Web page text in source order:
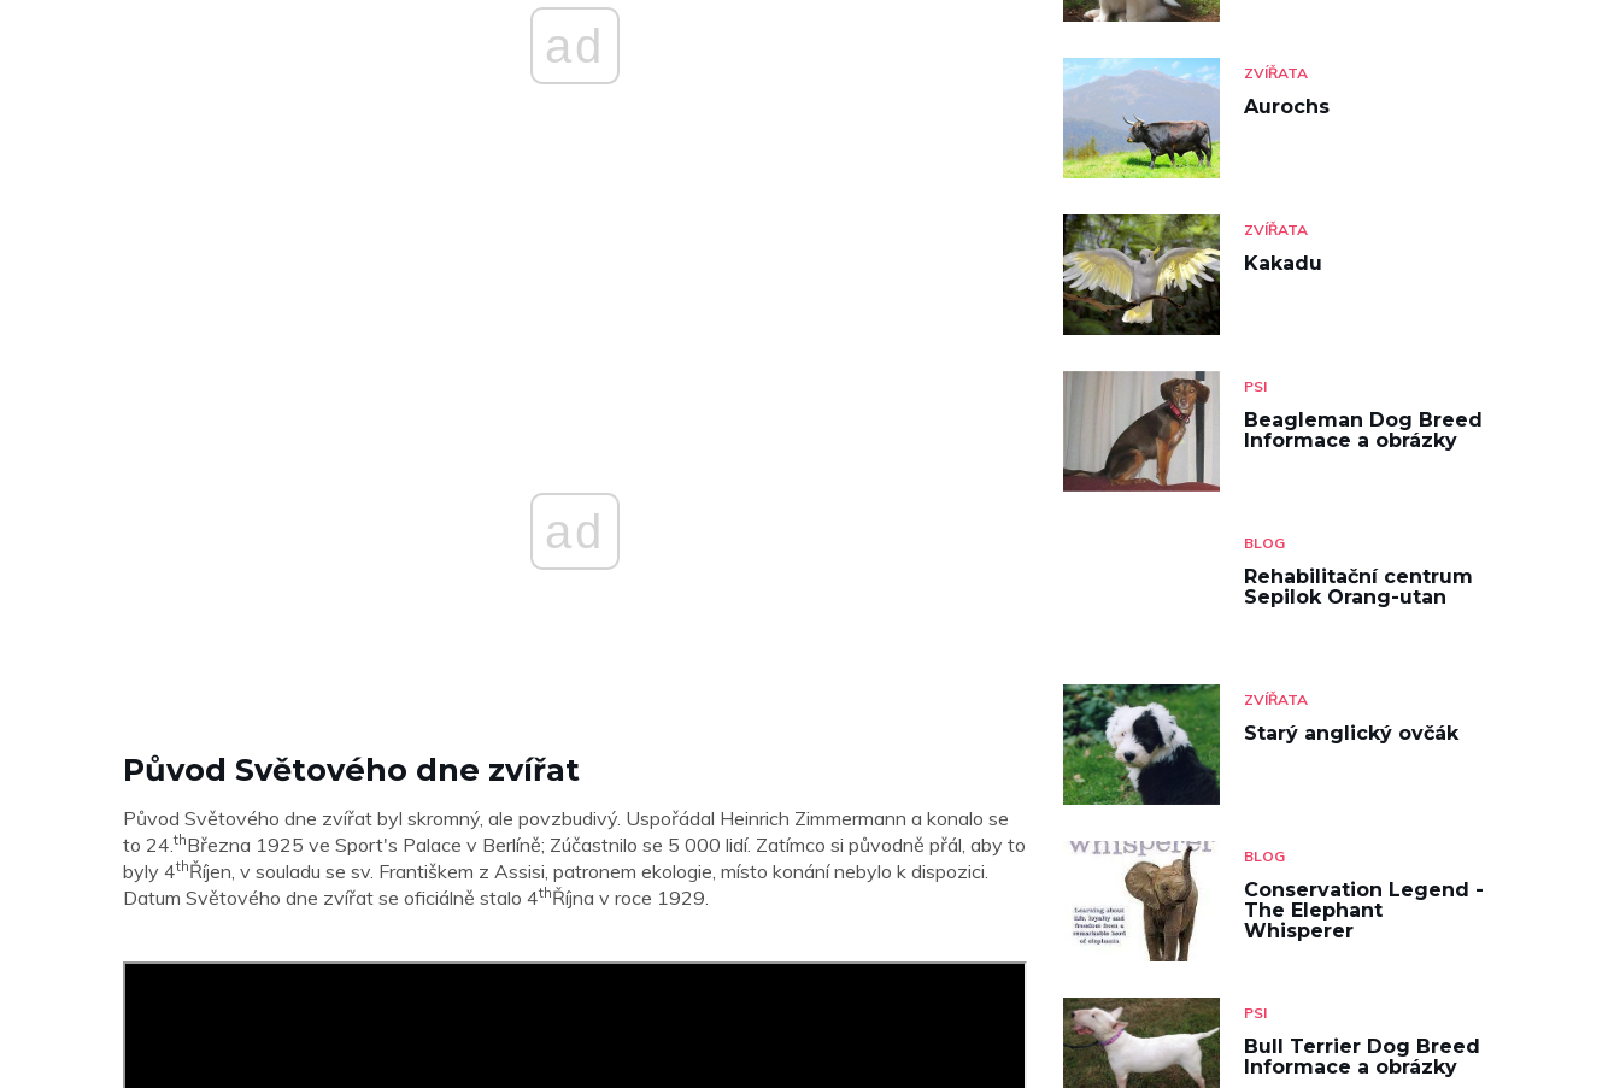
ad
ad
Původ Světového dne zvířat
Původ Světového dne zvířat byl skromný, ale povzbudivý. Uspořádal Heinrich Zimmermann a konalo se
to 24.thBřezna 1925 ve Sport's Palace v Berlíně; Zúčastnilo se 5 000 lidí. Zatímco si původně přál, aby to
byly 4thŘíjen, v souladu se sv. Františkem z Assisi, patronem ekologie, místo konání nebylo k dispozici.
Datum Světového dne zvířat se oficiálně stalo 4thŘíjna v roce 1929.
ZVÍŘATA
Aurochs
ZVÍŘATA
Kakadu
PSI
Beagleman Dog Breed
Informace a obrázky
BLOG
Rehabilitační centrum
Sepilok Orang-utan
ZVÍŘATA
Starý anglický ovčák
BLOG
Conservation Legend -
The Elephant
Whisperer
PSI
Bull Terrier Dog Breed
Informace a obrázky